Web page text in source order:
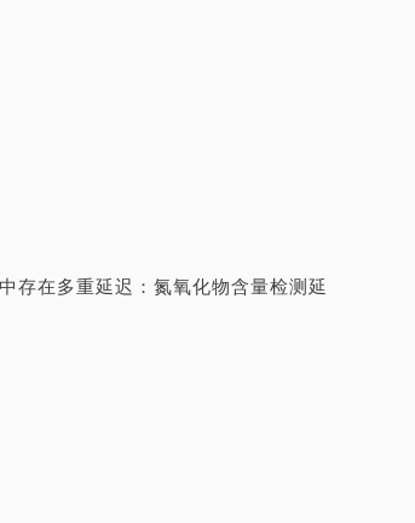
存在多重延迟：氮氧化物含量检测延